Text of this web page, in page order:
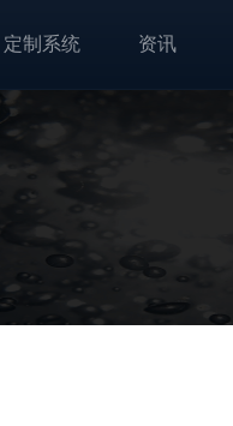
定制系统 资讯